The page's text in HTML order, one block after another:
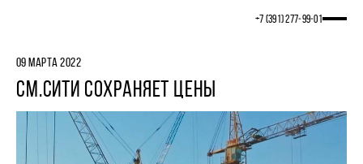
+7 (391) 277‒99‒01
09 МАРТА 2022
СМ.СИТИ СОХРАНЯЕТ ЦЕНЫ